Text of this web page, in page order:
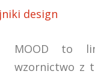
design
MOOD to
wzornictwo z